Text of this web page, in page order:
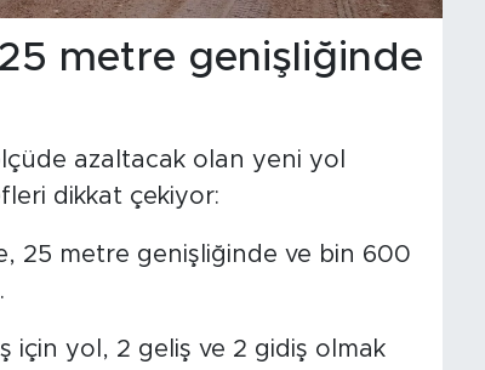
metre genişliğinde
azaltacak olan yeni yol
dikkat çekiyor:
25 metre genişliğinde ve bin 600
için yol, 2 geliş ve 2 gidiş olmak